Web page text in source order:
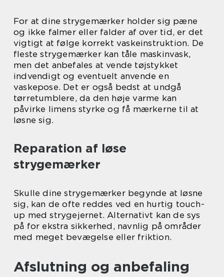
For at dine strygemærker holder sig pæne
og ikke falmer eller falder af over tid, er det
vigtigt at følge korrekt vaskeinstruktion. De
fleste strygemærker kan tåle maskinvask,
men det anbefales at vende tøjstykket
indvendigt og eventuelt anvende en
vaskepose. Det er også bedst at undgå
tørretumblere, da den høje varme kan
påvirke limens styrke og få mærkerne til at
løsne sig.
Reparation af løse
strygemærker
Skulle dine strygemærker begynde at løsne
sig, kan de ofte reddes ved en hurtig touch-
up med strygejernet. Alternativt kan de sys
på for ekstra sikkerhed, navnlig på områder
med meget bevægelse eller friktion.
Afslutning og anbefaling